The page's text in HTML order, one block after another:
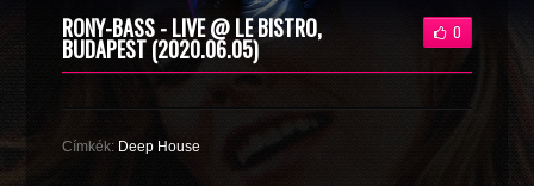
RONY-BASS - LIVE @ LE BISTRO,
BUDAPEST (2020.06.05)
0
Címkék: Deep House